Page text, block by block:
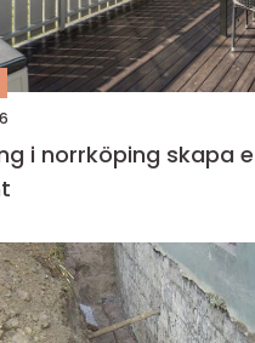
skapa ett extra rum